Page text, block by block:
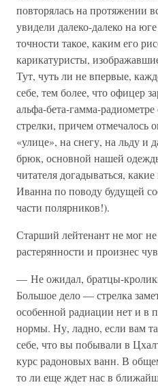
повторялась на протяжении
увидели далеко-далеко на
точности такое, каким его
карикатуристы,
Тут, чуть ли не впервые,
себе, тем более, что офицер
альфа-бета-гамма-
стрелки, причем отмечалось
«улице», на снегу, на льду и
брюк, основной нашей
читателя догадываться,
Иванна по поводу будущей
части полярников!).
Старший лейтенант не мог
растерянности и произнес
— Не ожидал, братцы-
Большое дело — стрелка
особенной радиации нет и в
нормы. Ну, ладно, если вам
себе, что вы побывали в
курс радоновых ванн. В
то ли еще ждет нас в